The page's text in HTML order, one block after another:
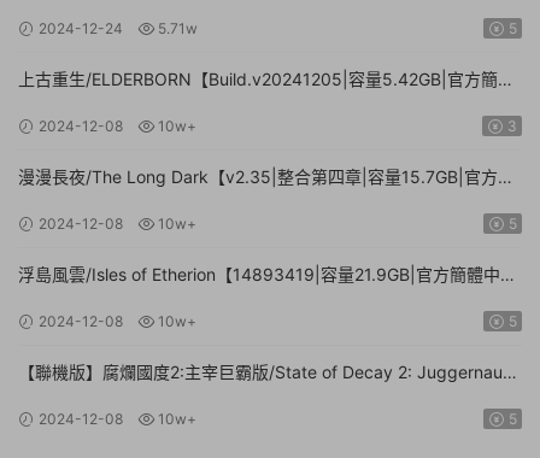
2024-12-24 5.71w 5
上古重生/ELDERBORN【Build.v20241205|容量5.42GB|官方簡體
2024-12-08 10w+ 3
漫漫長夜/The Long Dark【v2.35|整合第四章|容量15.7GB|官方簡
2024-12-08 10w+ 5
浮島風雲/Isles of Etherion【14893419|容量21.9GB|官方簡體中
2024-12-08 10w+ 5
【聯機版】腐爛國度2:主宰巨霸版/State of Decay 2: Juggernaut
2024-12-08 10w+ 5